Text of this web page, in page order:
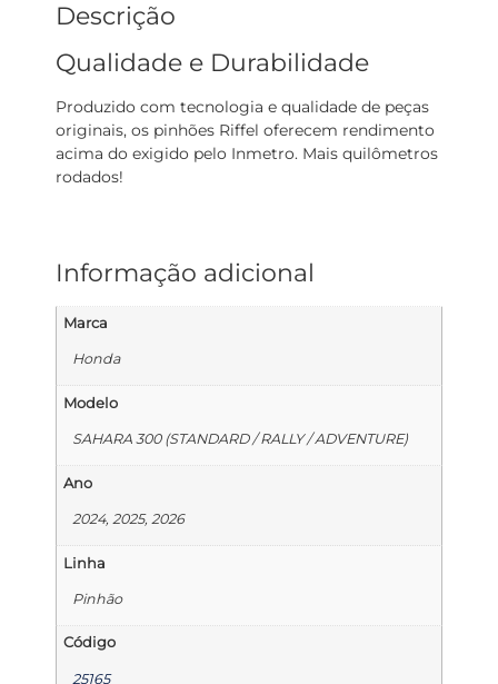
Descrição
Qualidade e Durabilidade
Produzido com tecnologia e qualidade de peças
originais, os pinhões Riffel oferecem rendimento
acima do exigido pelo Inmetro. Mais quilômetros
rodados!
Informação adicional
Marca
Honda
Modelo
SAHARA 300 (STANDARD / RALLY / ADVENTURE)
Ano
2024, 2025, 2026
Linha
Pinhão
Código
25165